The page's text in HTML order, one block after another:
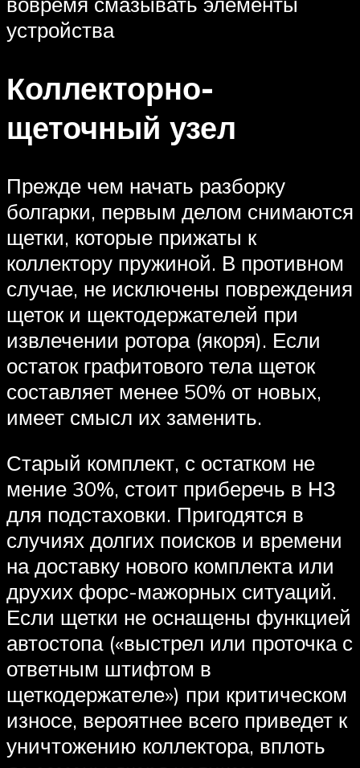
устройства
Коллекторно-
щеточный узел
Прежде чем начать разборку
болгарки, первым делом снимаются
щетки, которые прижаты к
коллектору пружиной. В противном
случае, не исключены повреждения
щеток и щектодержателей при
извлечении ротора (якоря). Если
остаток графитового тела щеток
составляет менее 50% от новых,
имеет смысл их заменить.
Старый комплект, с остатком не
мение 30%, стоит приберечь в НЗ
для подстаховки. Пригодятся в
случиях долгих поисков и времени
на доставку нового комплекта или
друхих форс-мажорных ситуаций.
Если щетки не оснащены функцией
автостопа («выстрел или проточка с
ответным штифтом в
щеткодержателе») при критическом
износе, вероятнее всего приведет к
уничтожению коллектора, вплоть